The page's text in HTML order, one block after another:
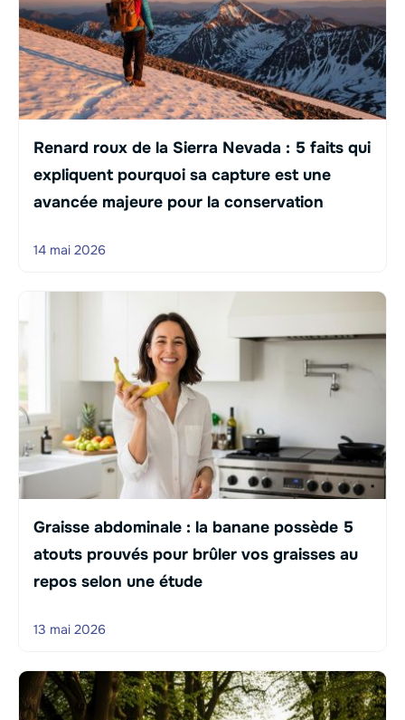
Renard roux de la Sierra Nevada : 5 faits qui
expliquent pourquoi sa capture est une
avancée majeure pour la conservation
14 mai 2026
Graisse abdominale : la banane possède 5
atouts prouvés pour brûler vos graisses au
repos selon une étude
13 mai 2026